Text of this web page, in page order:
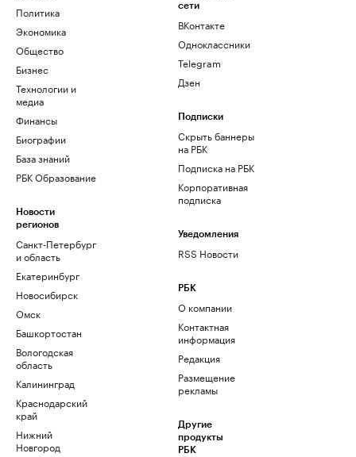
Политика
Экономика
Общество
Бизнес
Технологии и
медиа
Финансы
Биографии
База знаний
РБК Образование
Новости
регионов
Санкт-Петербург
и область
Екатеринбург
Новосибирск
Омск
Башкортостан
Вологодская
область
Калининград
Краснодарский
край
Нижний
Новгород
сети
ВКонтакте
Одноклассники
Telegram
Дзен
Подписки
Скрыть баннеры
на РБК
Подписка на РБК
Корпоративная
подписка
Уведомления
RSS Новости
РБК
О компании
Контактная
информация
Редакция
Размещение
рекламы
Другие
продукты
РБК